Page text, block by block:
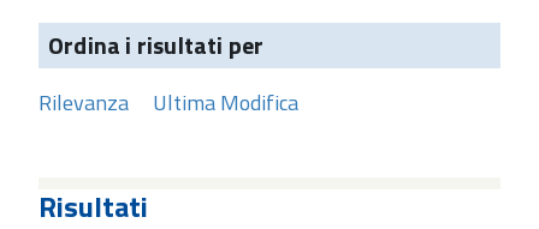
Ordina i risultati per
Rilevanza Ultima Modifica
Risultati